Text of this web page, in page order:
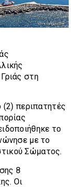
στη
(2) περιπατητές
το
με το
Σώματος.
8
Οι